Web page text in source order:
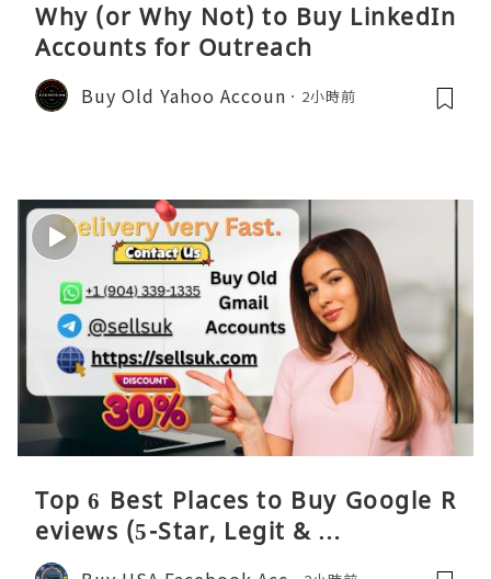
Why (or Why Not) to Buy LinkedIn
Accounts for Outreach
Buy Old Yahoo Accoun 2小時前
Top 6 Best Places to Buy Google R
eviews (5-Star, Legit & …